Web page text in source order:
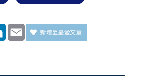
LinkedIn
Email